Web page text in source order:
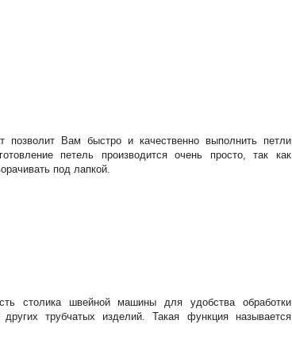
позволит Вам быстро и качественно выполнить петли
петель производится очень просто, так как
под лапкой.
столика швейной машины для удобства обработки
трубчатых изделий. Такая функция называется